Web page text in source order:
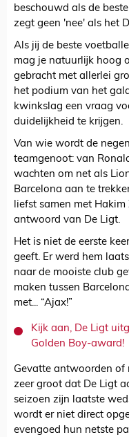
beschouwd als de
zegt geen 'nee' als het
Als jij de beste
mag je natuurlijk hoog
gebracht met allerlei
het podium van het
kwinkslag een vraag
duidelijkheid te krijgen.
Van wie wordt de
teamgenoot: van
wachten om net als
Barcelona aan te
liefst samen met Hakim
antwoord van De Ligt.
Het is niet de eerste
geeft. Er werd hem
naar de mooiste club
maken tussen
met... “Ajax!”
Kijk aan, De Ligt
Golden Boy-award!
Gevatte antwoorden of
zeer groot dat De Ligt
seizoen zijn laatste
wordt er niet direct
evengoed hun netste